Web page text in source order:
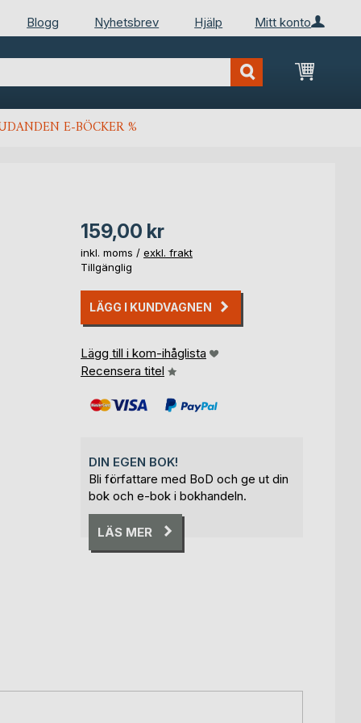
Mitt konto
Blogg Nyhetsbrev Hjälp
Min
E-BÖCKER %
159,00 kr
inkl. moms / exkl. frakt
Tillgänglig
LÄGG I KUNDVAGNEN
Lägg till i kom-ihåglista
Recensera titel
DIN EGEN BOK!
Bli författare med BoD och ge ut din
bok och e-bok i bokhandeln.
LÄS MER